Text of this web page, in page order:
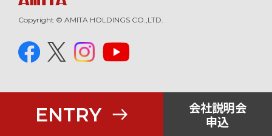
ENTRY
会社説明会
申込
Copyright © AMITA HOLDINGS CO.,LTD.